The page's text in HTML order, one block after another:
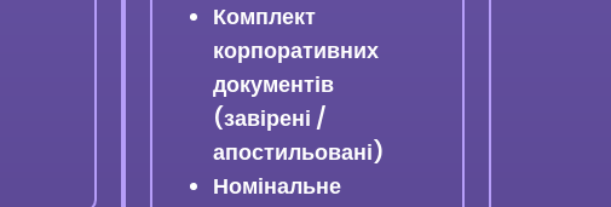
Комплект
корпоративних
документів
(завірені /
апостильовані)
Номінальне